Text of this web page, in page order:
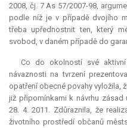
2008, čj. 7 As 57/2007-98,
podle níž je v případě dvojího
třeba upřednostnit ten, který
svobod, v daném případě do
Co do okolností své
návaznosti na tvrzení
opatření obecné povahy vyložila,
již připomínkami k návrhu
28. 4. 2011. Zdůraznila, že
životního prostředí občanů